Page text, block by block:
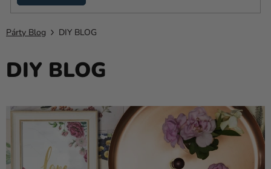
stany
Kanekalon
Hélium
a
Svadba
Výzdoba
Párty Blog DIY BLOG
DIY BLOG
V
I